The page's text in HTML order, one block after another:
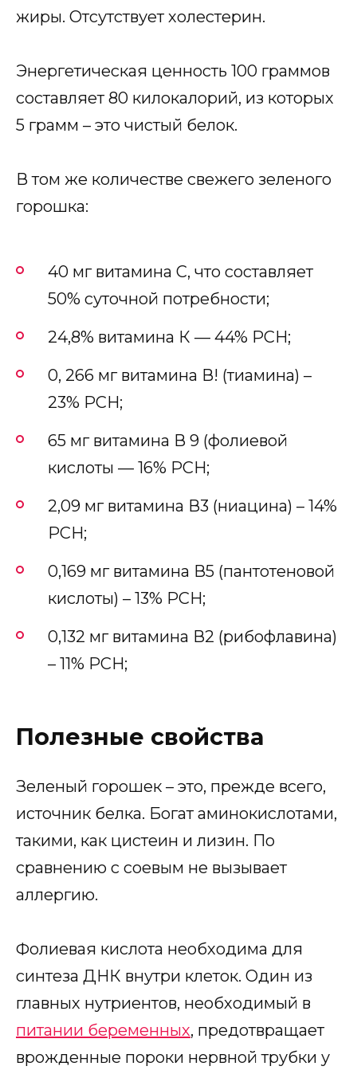
жиры. Отсутствует холестерин.
Энергетическая ценность 100 граммов
составляет 80 килокалорий, из которых
5 грамм – это чистый белок.
В том же количестве свежего зеленого
горошка:
40 мг витамина С, что составляет
50% суточной потребности;
24,8% витамина К — 44% РСН;
0, 266 мг витамина В! (тиамина) –
23% РСН;
65 мг витамина В 9 (фолиевой
кислоты — 16% РСН;
2,09 мг витамина В3 (ниацина) – 14%
РСН;
0,169 мг витамина В5 (пантотеновой
кислоты) – 13% РСН;
0,132 мг витамина В2 (рибофлавина)
– 11% РСН;
Полезные свойства
Зеленый горошек – это, прежде всего,
источник белка. Богат аминокислотами,
такими, как цистеин и лизин. По
сравнению с соевым не вызывает
аллергию.
Фолиевая кислота необходима для
синтеза ДНК внутри клеток. Один из
главных нутриентов, необходимый в
питании беременных, предотвращает
врожденные пороки нервной трубки у